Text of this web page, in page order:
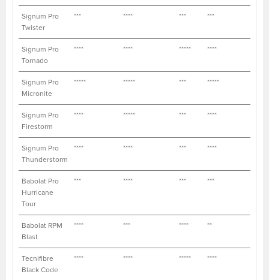
Signum Pro
Twister
*** **** *** ***
Signum Pro
Tornado
**** **** ***** ****
Signum Pro
Micronite
***** ***** *** *****
Signum Pro
Firestorm
**** ***** *** ****
Signum Pro
Thunderstorm
**** **** *** ****
Babolat Pro
Hurricane
Tour
*** **** *** ***
Babolat RPM
Blast
**** *** **** **
Tecnifibre
Black Code
**** **** ***** ****